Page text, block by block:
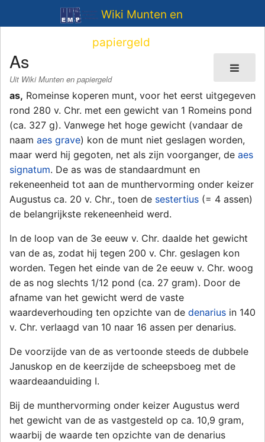
Wiki Munten en
papiergeld
As
Uit Wiki Munten en papiergeld
as, Romeinse koperen munt, voor het eerst uitgegeven
rond 280 v. Chr. met een gewicht van 1 Romeins pond
(ca. 327 g). Vanwege het hoge gewicht (vandaar de
naam aes grave) kon de munt niet geslagen worden,
maar werd hij gegoten, net als zijn voorganger, de aes
signatum. De as was de standaardmunt en
rekeneenheid tot aan de munthervorming onder keizer
Augustus ca. 20 v. Chr., toen de sestertius (= 4 assen)
de belangrijkste rekeneenheid werd.
In de loop van de 3e eeuw v. Chr. daalde het gewicht
van de as, zodat hij tegen 200 v. Chr. geslagen kon
worden. Tegen het einde van de 2e eeuw v. Chr. woog
de as nog slechts 1/12 pond (ca. 27 gram). Door de
afname van het gewicht werd de vaste
waardeverhouding ten opzichte van de denarius in 140
v. Chr. verlaagd van 10 naar 16 assen per denarius.
De voorzijde van de as vertoonde steeds de dubbele
Januskop en de keerzijde de scheepsboeg met de
waardeaanduiding I.
Bij de munthervorming onder keizer Augustus werd
het gewicht van de as vastgesteld op ca. 10,9 gram,
waarbij de waarde ten opzichte van de denarius